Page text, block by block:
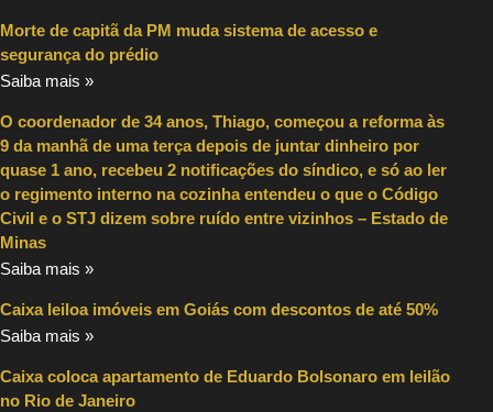
Morte de capitã da PM muda sistema de acesso e
segurança do prédio
Saiba mais »
O coordenador de 34 anos, Thiago, começou a reforma às
9 da manhã de uma terça depois de juntar dinheiro por
quase 1 ano, recebeu 2 notificações do síndico, e só ao ler
o regimento interno na cozinha entendeu o que o Código
Civil e o STJ dizem sobre ruído entre vizinhos – Estado de
Minas
Saiba mais »
Caixa leiloa imóveis em Goiás com descontos de até 50%
Saiba mais »
Caixa coloca apartamento de Eduardo Bolsonaro em leilão
no Rio de Janeiro